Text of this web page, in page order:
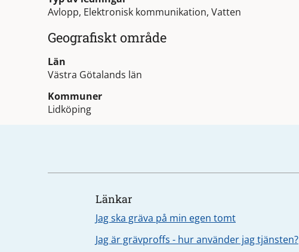
Avlopp, Elektronisk kommunikation, Vatten
Geografiskt område
Län
Västra Götalands län
Kommuner
Lidköping
Länkar
Jag ska gräva på min egen tomt
Jag är grävproffs - hur använder jag tjänsten?